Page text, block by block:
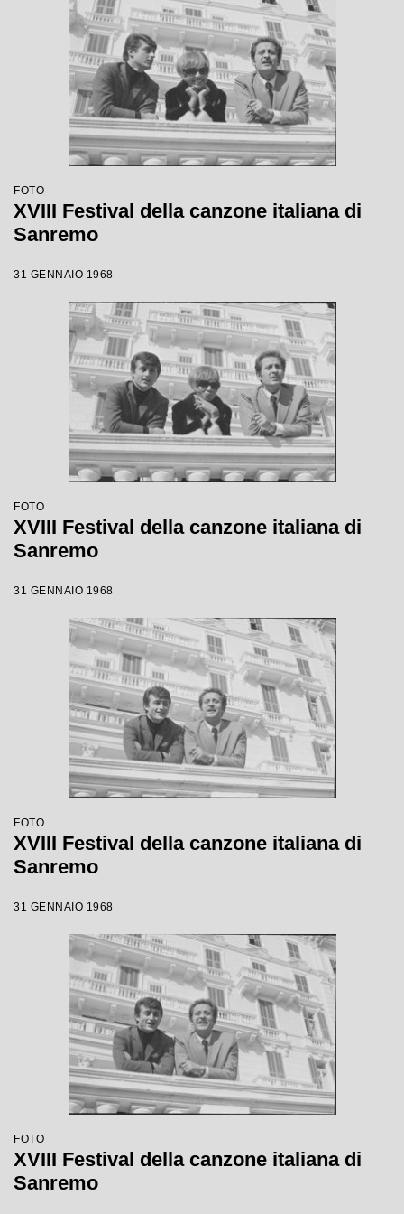
FOTO
XVIII Festival della canzone italiana di
Sanremo
31 GENNAIO 1968
FOTO
XVIII Festival della canzone italiana di
Sanremo
31 GENNAIO 1968
FOTO
XVIII Festival della canzone italiana di
Sanremo
31 GENNAIO 1968
FOTO
XVIII Festival della canzone italiana di
Sanremo